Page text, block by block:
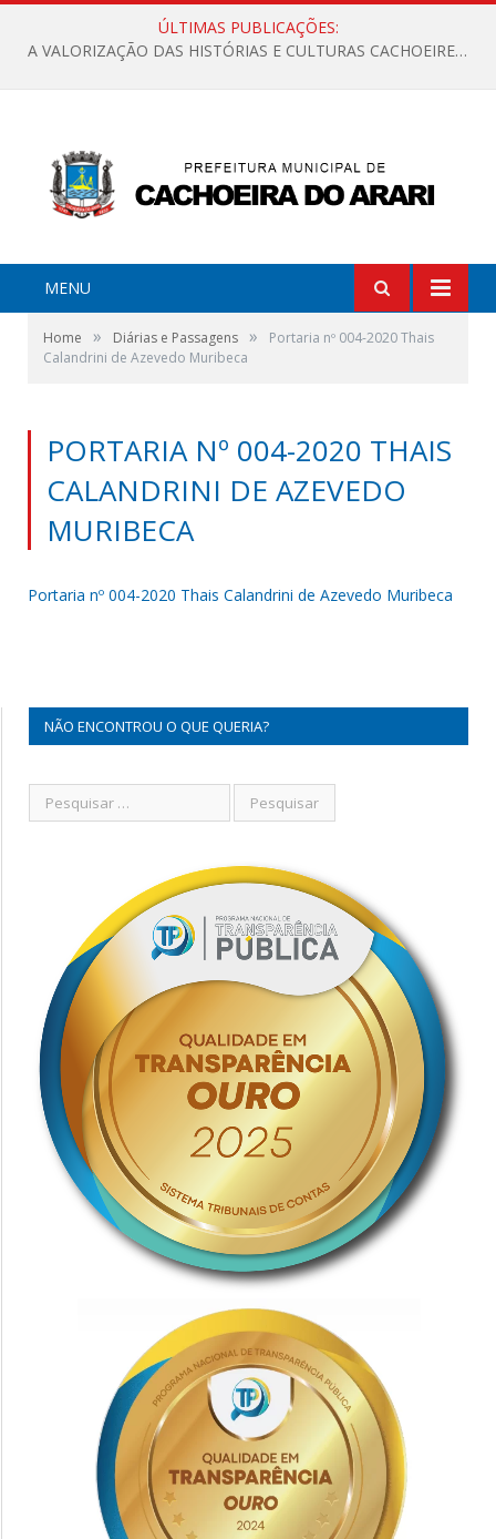
ÚLTIMAS PUBLICAÇÕES:
A VALORIZAÇÃO DAS HISTÓRIAS E CULTURAS CACHOEIRENSES
MENU
Home » Diárias e Passagens »
Portaria nº 004-2020 Thais
Calandrini de Azevedo Muribeca
PORTARIA Nº 004-2020 THAIS
CALANDRINI DE AZEVEDO
MURIBECA
Portaria nº 004-2020 Thais Calandrini de Azevedo Muribeca
NÃO ENCONTROU O QUE QUERIA?